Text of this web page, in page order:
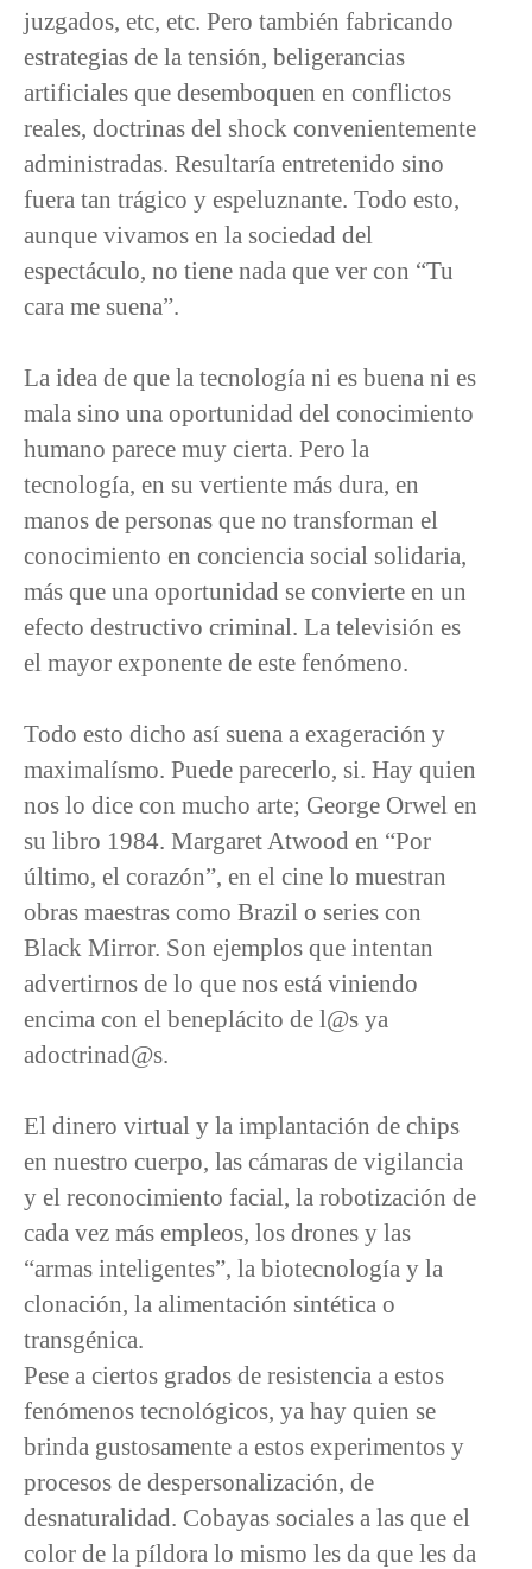
juzgados, etc, etc. Pero también fabricando
estrategias de la tensión, beligerancias
artificiales que desemboquen en conflictos
reales, doctrinas del shock convenientemente
administradas. Resultaría entretenido sino
fuera tan trágico y espeluznante. Todo esto,
aunque vivamos en la sociedad del
espectáculo, no tiene nada que ver con “Tu
cara me suena”.
La idea de que la tecnología ni es buena ni es
mala sino una oportunidad del conocimiento
humano parece muy cierta. Pero la
tecnología, en su vertiente más dura, en
manos de personas que no transforman el
conocimiento en conciencia social solidaria,
más que una oportunidad se convierte en un
efecto destructivo criminal. La televisión es
el mayor exponente de este fenómeno.
Todo esto dicho así suena a exageración y
maximalísmo. Puede parecerlo, si. Hay quien
nos lo dice con mucho arte; George Orwel en
su libro 1984. Margaret Atwood en “Por
último, el corazón”, en el cine lo muestran
obras maestras como Brazil o series con
Black Mirror. Son ejemplos que intentan
advertirnos de lo que nos está viniendo
encima con el beneplácito de l@s ya
adoctrinad@s.
El dinero virtual y la implantación de chips
en nuestro cuerpo, las cámaras de vigilancia
y el reconocimiento facial, la robotización de
cada vez más empleos, los drones y las
“armas inteligentes”, la biotecnología y la
clonación, la alimentación sintética o
transgénica.
Pese a ciertos grados de resistencia a estos
fenómenos tecnológicos, ya hay quien se
brinda gustosamente a estos experimentos y
procesos de despersonalización, de
desnaturalidad. Cobayas sociales a las que el
color de la píldora lo mismo les da que les da